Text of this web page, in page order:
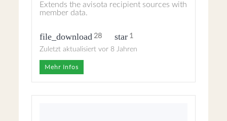
Extends the avisota recipient sources with
member data.
file_download 28 star 1
Zuletzt aktualisiert vor 8 Jahren
Mehr Infos